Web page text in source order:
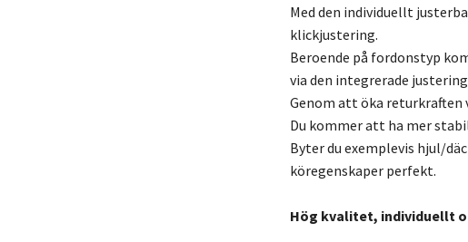
Med den individuellt
klickjustering.
Beroende på fordonstyp
via den integrerade
Genom att öka returkraften
Du kommer att ha mer
Byter du exemplevis hjul/
köregenskaper perfekt.
Hög kvalitet, individuellt